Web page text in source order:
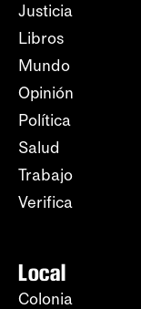
Justicia
Libros
Mundo
Opinión
Política
Salud
Trabajo
Verifica
Local
Colonia